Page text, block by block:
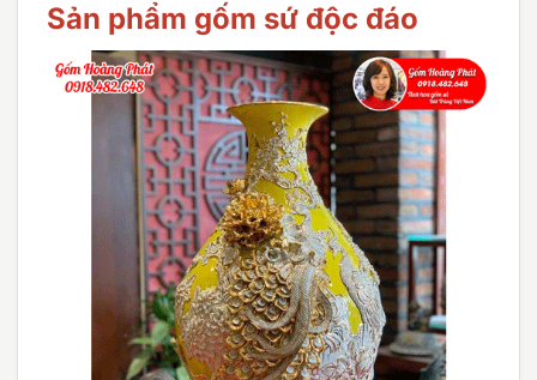
Sản phẩm gốm sứ độc đáo